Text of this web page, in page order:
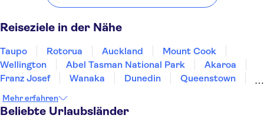
Reiseziele in der Nähe
Taupo Rotorua Auckland
Mount Cook
Wellington
Abel Tasman National Park
Akaroa
Franz Josef
Wanaka Dunedin
Queenstown
Mehr erfahren
Beliebte Urlaubsländer